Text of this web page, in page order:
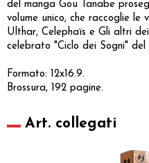
del manga Gou Tanabe
volume unico, che raccoglie
Ulthar, Celephaïs e Gli altri
celebrato "Ciclo dei Sogni" del
Formato: 12x16.9.
Brossura, 192 pagine.
Art. collegati